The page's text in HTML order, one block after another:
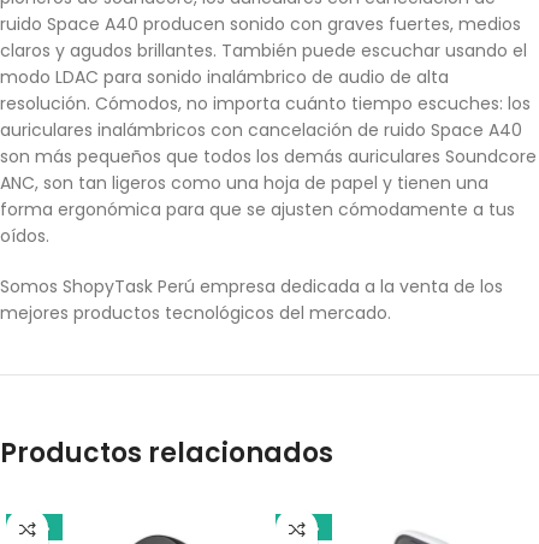
ruido Space A40 producen sonido con graves fuertes, medios
claros y agudos brillantes. También puede escuchar usando el
modo LDAC para sonido inalámbrico de audio de alta
resolución. Cómodos, no importa cuánto tiempo escuches: los
auriculares inalámbricos con cancelación de ruido Space A40
son más pequeños que todos los demás auriculares Soundcore
ANC, son tan ligeros como una hoja de papel y tienen una
forma ergonómica para que se ajusten cómodamente a tus
oídos.
Somos ShopyTask Perú empresa dedicada a la venta de los
mejores productos tecnológicos del mercado.
Productos relacionados
-14% -14%